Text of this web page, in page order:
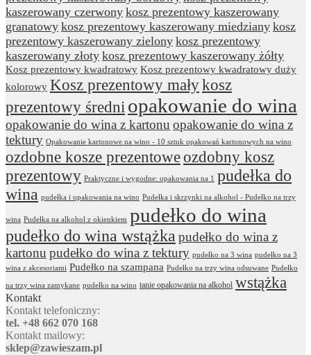
kaszerowany czerwony kosz prezentowy kaszerowany
granatowy kosz prezentowy kaszerowany miedziany kosz
prezentowy kaszerowany zielony kosz prezentowy
kaszerowany złoty kosz prezentowy kaszerowany żółty
Kosz prezentowy kwadratowy Kosz prezentowy kwadratowy duży
kolorowy Kosz prezentowy małykosz
prezentowy średni opakowanie do wina
opakowanie do wina z kartonu opakowanie do wina z
tektury Opakowanie kartonowe na wino - 10 sztuk opakowań kartonowych na wino
ozdobne kosze prezentoweozdobny kosz
prezentowy Praktyczne i wygodne: opakowania na 1 pudełka do
wina pudełka i opakowania na wino Pudełka i skrzynki na alkohol - Pudełko na trzy
wina Pudełka na alkohol z okienkiem pudełko do wina
pudełko do wina wstążkapudełko do wina z
kartonu pudełko do wina z tektury pudełko na 3 wina pudełko na 3
wina z akcesoriami Pudełko na szampana Pudełko na trzy wina odsuwane Pudełko
na trzy wina zamykane pudełko na wino tanie opakowania na alkohol wstążka
Kontakt
Kontakt telefoniczny:
tel. +48 662 070 168
Kontakt mailowy:
sklep@zawieszam.pl